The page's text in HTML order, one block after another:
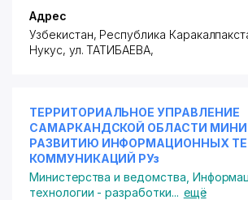
Адрес
Узбекистан, Республика
Нукус, ул. ТАТИБАЕВА,
ТЕРРИТОРИАЛЬНОЕ УПРАВЛЕНИЕ
САМАРКАНДСКОЙ ОБЛАСТИ
РАЗВИТИЮ ИНФОРМАЦИОННЫХ
КОММУНИКАЦИЙ РУз
Министерства и ведомства
технологии - разработки... ещё